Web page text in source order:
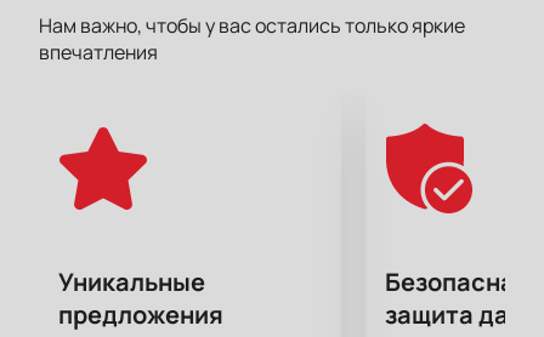
творческой работы Басты успевает уделять время
своей семье и друзьям, вести образ жизни
Спешите подарите себе удовольствие от
первоклассного шоу! Заряд положительных
эмоций и отличное настроение надолго, вам
гарантированы!
Нам важно, чтобы у вас остались только яркие
впечатления
Уникальные
предложения
Безопасная
защита